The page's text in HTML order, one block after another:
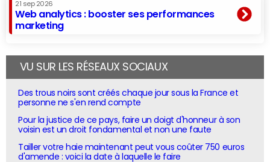
21 sep 2026
Web analytics : booster ses performances
marketing
VU SUR LES RÉSEAUX SOCIAUX
Des trous noirs sont créés chaque jour sous la France et
personne ne s'en rend compte
Pour la justice de ce pays, faire un doigt d'honneur à son
voisin est un droit fondamental et non une faute
Tailler votre haie maintenant peut vous coûter 750 euros
d'amende : voici la date à laquelle le faire